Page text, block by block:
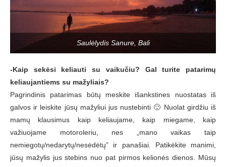
Saulėlydis Sanure, Bali
-Kaip sekėsi keliauti su vaikučiu? Gal turite patarimų
keliaujantiems su mažyliais?
Pagrindinis patarimas būtų meskite išankstines nuostatas iš
galvos ir leiskite jūsų mažyliui jus nustebinti 🙂 Nuolat girdžiu iš
mamų klausimus kaip keliaujame, kaip miegame, kaip
važiuojame motoroleriu, nes „mano vaikas taip
nemiegotų/nedarytų/nesėdėtų” ir panašiai. Patikėkite manimi,
jūsų mažylis jus stebins nuo pat pirmos kelionės dienos. Mūsų